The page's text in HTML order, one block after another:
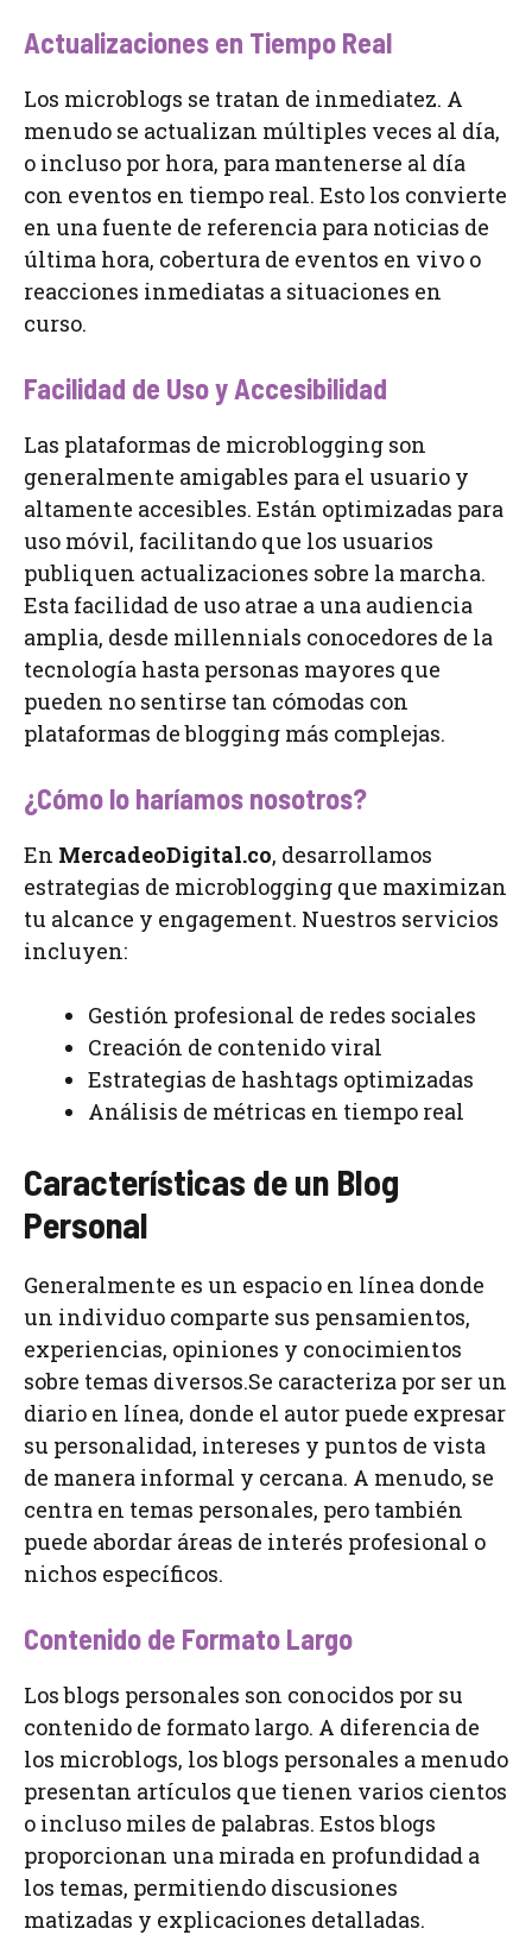
Actualizaciones en Tiempo Real
Los microblogs se tratan de inmediatez. A
menudo se actualizan múltiples veces al día,
o incluso por hora, para mantenerse al día
con eventos en tiempo real. Esto los convierte
en una fuente de referencia para noticias de
última hora, cobertura de eventos en vivo o
reacciones inmediatas a situaciones en
curso.
Facilidad de Uso y Accesibilidad
Las plataformas de microblogging son
generalmente amigables para el usuario y
altamente accesibles. Están optimizadas para
uso móvil, facilitando que los usuarios
publiquen actualizaciones sobre la marcha.
Esta facilidad de uso atrae a una audiencia
amplia, desde millennials conocedores de la
tecnología hasta personas mayores que
pueden no sentirse tan cómodas con
plataformas de blogging más complejas.
¿Cómo lo haríamos nosotros?
En MercadeoDigital.co, desarrollamos
estrategias de microblogging que maximizan
tu alcance y engagement. Nuestros servicios
incluyen:
Gestión profesional de redes sociales
Creación de contenido viral
Estrategias de hashtags optimizadas
Análisis de métricas en tiempo real
Características de un Blog
Personal
Generalmente es un espacio en línea donde
un individuo comparte sus pensamientos,
experiencias, opiniones y conocimientos
sobre temas diversos.Se caracteriza por ser un
diario en línea, donde el autor puede expresar
su personalidad, intereses y puntos de vista
de manera informal y cercana. A menudo, se
centra en temas personales, pero también
puede abordar áreas de interés profesional o
nichos específicos.
Contenido de Formato Largo
Los blogs personales son conocidos por su
contenido de formato largo. A diferencia de
los microblogs, los blogs personales a menudo
presentan artículos que tienen varios cientos
o incluso miles de palabras. Estos blogs
proporcionan una mirada en profundidad a
los temas, permitiendo discusiones
matizadas y explicaciones detalladas.